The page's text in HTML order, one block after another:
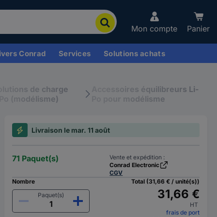
Mon compte Panier
Conrad Services Solutions achats
de charge
(modélisme)
Accessoires équilibreurs Li-
Po pour modélisme
Livraison le mar. 11 août
71 Paquet(s)
Vente et expédition :
Conrad Electronic
CGV
Nombre
Paquet(s)
Total (31,66 € / unité(s))
31,66 €
HT
frais de port